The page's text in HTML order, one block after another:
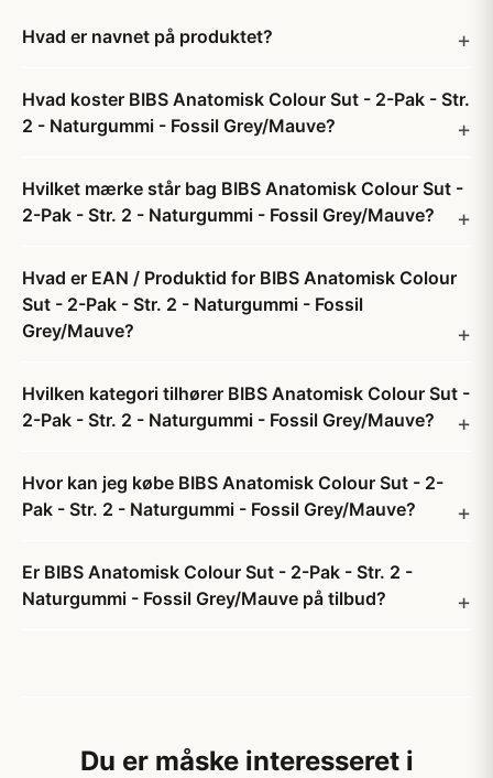
Hvad er navnet på produktet?
Hvad koster BIBS Anatomisk Colour Sut - 2-Pak - Str.
2 - Naturgummi - Fossil Grey/Mauve?
Hvilket mærke står bag BIBS Anatomisk Colour Sut -
2-Pak - Str. 2 - Naturgummi - Fossil Grey/Mauve?
Hvad er EAN / Produktid for BIBS Anatomisk Colour
Sut - 2-Pak - Str. 2 - Naturgummi - Fossil
Grey/Mauve?
Hvilken kategori tilhører BIBS Anatomisk Colour Sut -
2-Pak - Str. 2 - Naturgummi - Fossil Grey/Mauve?
Hvor kan jeg købe BIBS Anatomisk Colour Sut - 2-
Pak - Str. 2 - Naturgummi - Fossil Grey/Mauve?
Er BIBS Anatomisk Colour Sut - 2-Pak - Str. 2 -
Naturgummi - Fossil Grey/Mauve på tilbud?
Du er måske interesseret i